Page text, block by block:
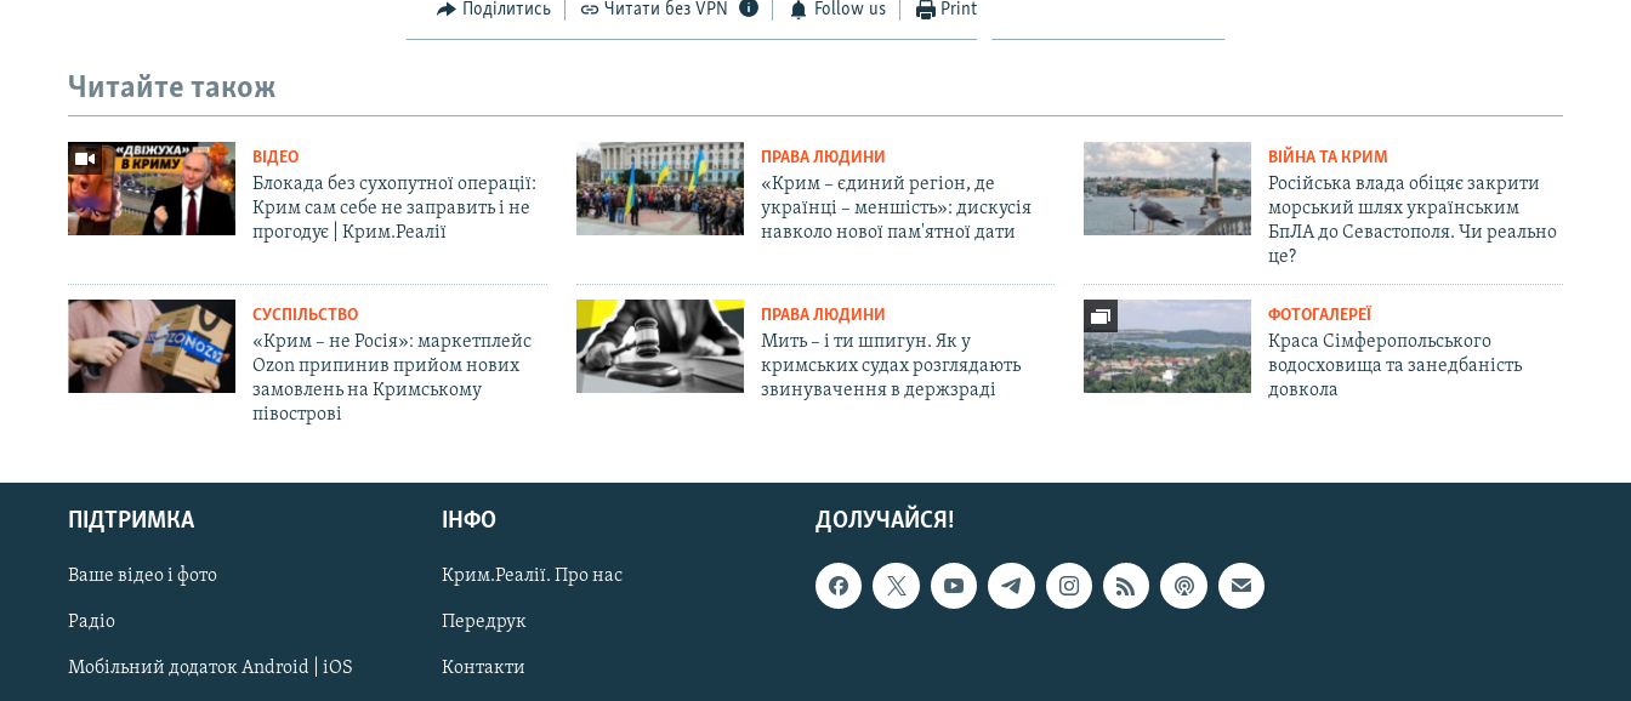
Русский
Qırımtatar
ДОЛУЧАЙСЯ!
Поділитись Читати без VPN Follow us Print
Читайте також
ВІДЕО
Блокада без сухопутної операції:
Крим сам себе не заправить і не
прогодує | Крим.Реалії
ПРАВА ЛЮДИНИ
«Крим – єдиний регіон, де
українці – меншість»: дискусія
навколо нової пам'ятної дати
ВІЙНА ТА КРИМ
Російська влада обіцяє закрити
морський шлях українським
БпЛА до Севастополя. Чи реально
це?
СУСПІЛЬСТВО
«Крим – не Росія»: маркетплейс
Ozon припинив прийом нових
замовлень на Кримському
півострові
ПРАВА ЛЮДИНИ
Мить – і ти шпигун. Як у
кримських судах розглядають
звинувачення в держзраді
ФОТОГАЛЕРЕЇ
Краса Сімферопольського
водосховища та занедбаність
довкола
ДОЛУЧАЙСЯ!
ПІДТРИМКА
Ваше відео і фото
Радіо
Мобільний додаток Android | iOS
ІНФО
Крим.Реалії. Про нас
Передрук
Контакти